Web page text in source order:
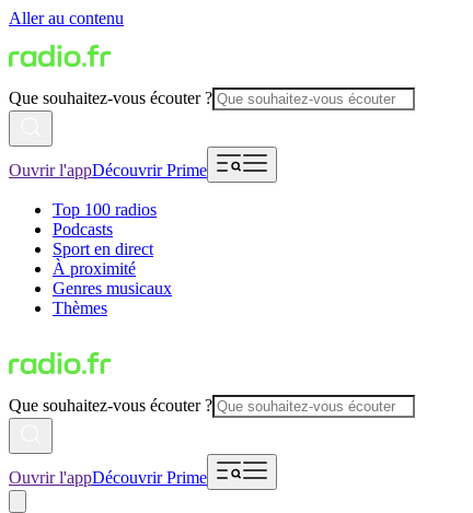
Aller au contenu
Que souhaitez-vous écouter ?
Ouvrir l'appDécouvrir Prime
Top 100 radios
Podcasts
Sport en direct
À proximité
Genres musicaux
Thèmes
Que souhaitez-vous écouter ?
Ouvrir l'appDécouvrir Prime